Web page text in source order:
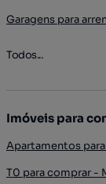
Garagens para
Todos...
Imóveis para
Apartamentos
T0 para comprar -